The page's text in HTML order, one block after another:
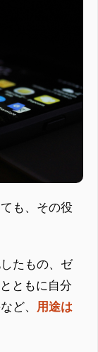
も、その役
たもの、ゼ
ともに自分
ど、 用途は